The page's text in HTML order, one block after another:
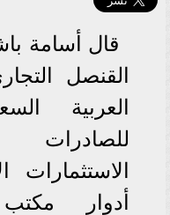
قال أسامة
القنصل
العربية
الاستثمارات
أدوار مكتب